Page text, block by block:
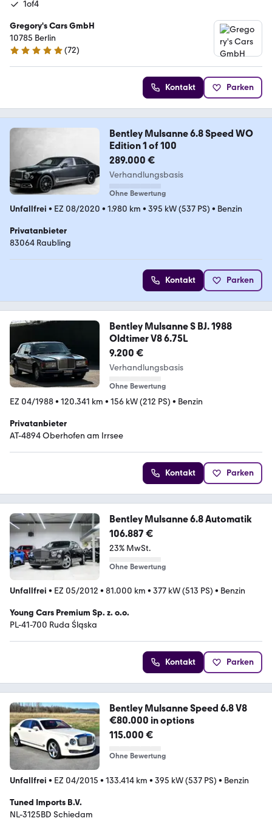
1of4
Gregory's Cars GmbH
10785 Berlin
5 Sterne
(72)
Kontakt Parken
Bentley Mulsanne 6.8 Speed WO
Edition 1 of 100
289.000 €
Verhandlungsbasis
Ohne Bewertung
Unfallfrei • EZ 08/2020 • 1.980 km • 395 kW (537 PS) • Benzin
Privatanbieter
83064 Raubling
Kontakt Parken
Bentley Mulsanne S BJ. 1988
Oldtimer V8 6.75L
9.200 €
Verhandlungsbasis
Ohne Bewertung
EZ 04/1988• 120.341 km • 156 kW (212 PS) • Benzin
Privatanbieter
AT-4894 Oberhofen am Irrsee
Kontakt Parken
Bentley Mulsanne 6.8 Automatik
106.887 €
23% MwSt.
Ohne Bewertung
Unfallfrei • EZ 05/2012 • 81.000 km • 377 kW (513 PS) • Benzin
Young Cars Premium Sp. z. o.o.
PL-41-700 Ruda Śląska
Kontakt Parken
Bentley Mulsanne Speed 6.8 V8
€80.000 in options
115.000 €
Ohne Bewertung
Unfallfrei • EZ 04/2015 • 133.414 km • 395 kW (537 PS) • Benzin
Tuned Imports B.V.
NL-3125BD Schiedam